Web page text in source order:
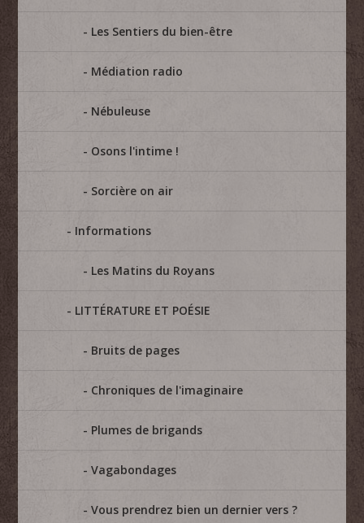
Les Sentiers du bien-être
Médiation radio
Nébuleuse
Osons l'intime !
Sorcière on air
Informations
Les Matins du Royans
LITTÉRATURE ET POÉSIE
Bruits de pages
Chroniques de l'imaginaire
Plumes de brigands
Vagabondages
Vous prendrez bien un dernier vers ?